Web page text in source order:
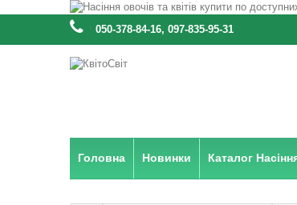
: 050-378-84-16, 097-835-95-31
Головна Новинки Каталог